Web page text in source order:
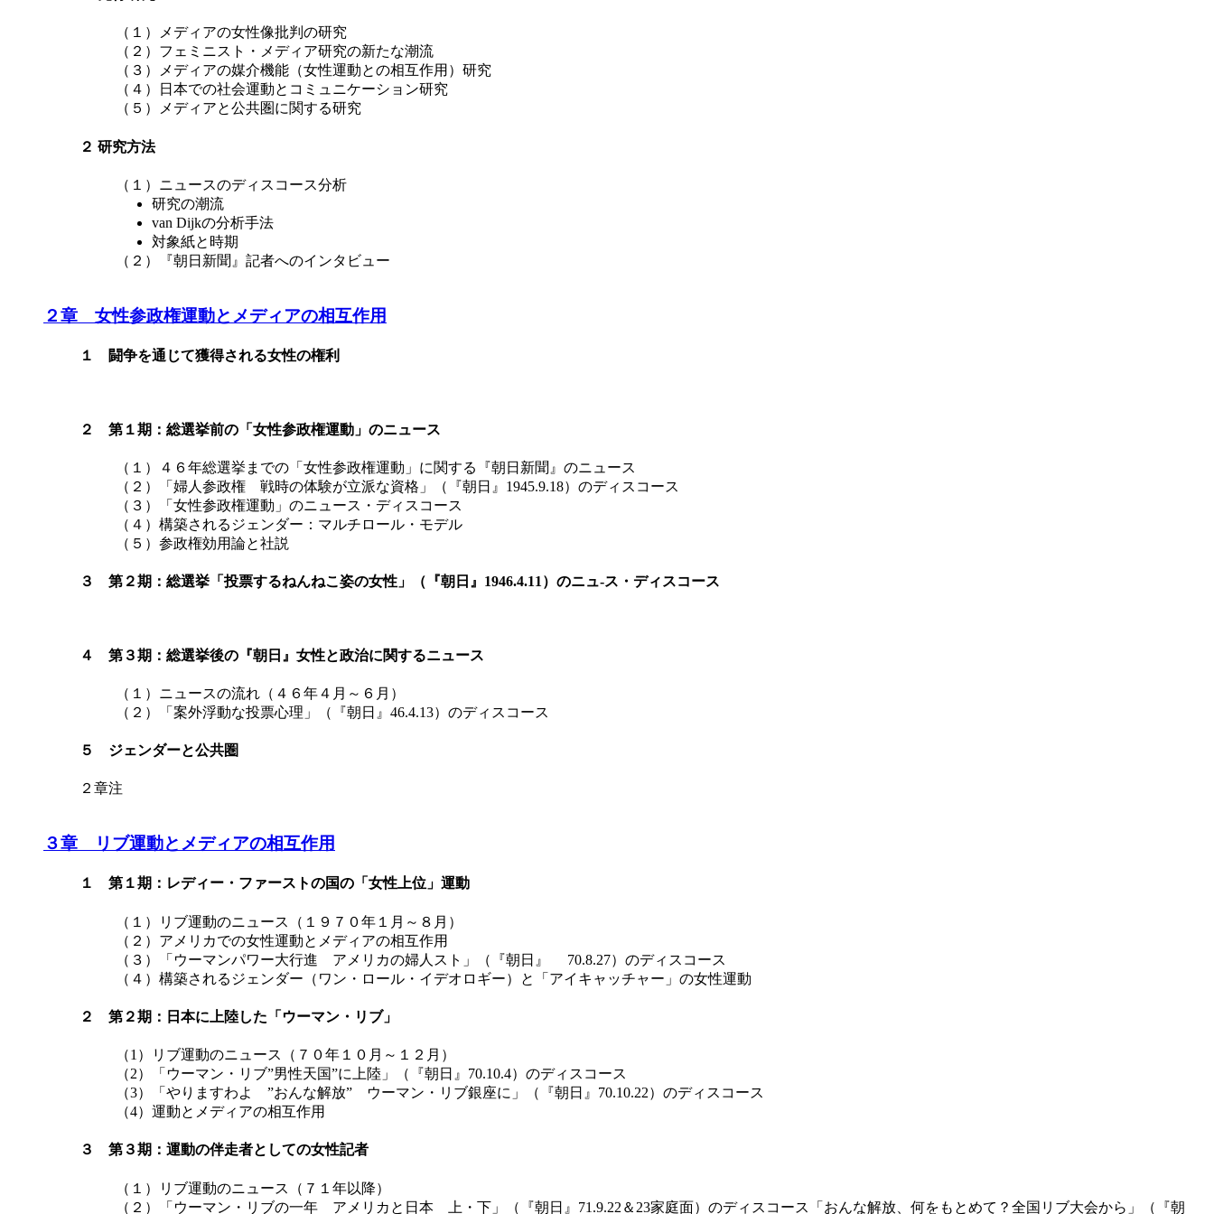
（１）メディアの女性像批判の研究
（２）フェミニスト・メディア研究の新たな潮流
（３）メディアの媒介機能（女性運動との相互作用）研究
（４）日本での社会運動とコミュニケーション研究
（５）メディアと公共圏に関する研究
２ 研究方法
（１）ニュースのディスコース分析
研究の潮流
van Dijkの分析手法
対象紙と時期
（２）『朝日新聞』記者へのインタビュー
２章 女性参政権運動とメディアの相互作用
１ 闘争を通じて獲得される女性の権利
２ 第１期：総選挙前の「女性参政権運動」のニュース
（１）４６年総選挙までの「女性参政権運動」に関する『朝日新聞』のニュース
（２）「婦人参政権 戦時の体験が立派な資格」（『朝日』1945.9.18）のディスコース
（３）「女性参政権運動」のニュース・ディスコース
（４）構築されるジェンダー：マルチロール・モデル
（５）参政権効用論と社説
３ 第２期：総選挙「投票するねんねこ姿の女性」（『朝日』1946.4.11）のニュ-ス・ディスコース
４ 第３期：総選挙後の『朝日』女性と政治に関するニュース
（１）ニュースの流れ（４６年４月～６月）
（２）「案外浮動な投票心理」（『朝日』46.4.13）のディスコース
５ ジェンダーと公共圏
２章注
３章 リブ運動とメディアの相互作用
１ 第１期：レディー・ファーストの国の「女性上位」運動
（１）リブ運動のニュース（１９７０年１月～８月）
（２）アメリカでの女性運動とメディアの相互作用
（３）「ウーマンパワー大行進 アメリカの婦人スト」（『朝日』 70.8.27）のディスコース
（４）構築されるジェンダー（ワン・ロール・イデオロギー）と「アイキャッチャー」の女性運動
２ 第２期：日本に上陸した「ウーマン・リブ」
（1）リブ運動のニュース（７０年１０月～１２月）
（2）「ウーマン・リブ”男性天国”に上陸」（『朝日』70.10.4）のディスコース
（3）「やりますわよ ”おんな解放” ウーマン・リブ銀座に」（『朝日』70.10.22）のディスコース
（4）運動とメディアの相互作用
３ 第３期：運動の伴走者としての女性記者
（１）リブ運動のニュース（７１年以降）
（２）「ウーマン・リブの一年 アメリカと日本 上・下」（『朝日』71.9.22＆23家庭面）のディスコース「おんな解放、何をもとめて？全国リブ大会から」（『朝